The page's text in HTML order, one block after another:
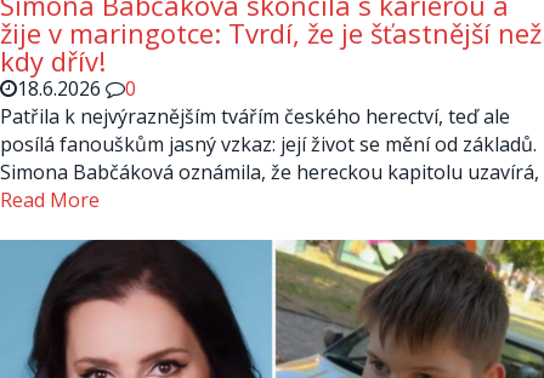
žije v maringotce: Tvrdí, že je šťastnější než
kdy dřív!
18.6.2026
0
Patřila k nejvýraznějším tvářím českého herectví, teď ale
posílá fanouškům jasný vzkaz: její život se mění od základů.
Simona Babčáková oznámila, že hereckou kapitolu uzavírá,
Read More